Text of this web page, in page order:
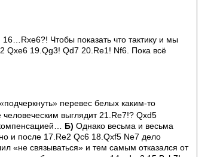
16…Rxe6?! Чтобы показать что тактику и мы
Qxe6 19.Qg3! Qd7 20.Re1! Nf6. Пока всё
перевес белых каким-то
выглядит 21.Re7!? Qxd5
Б) Однако весьма и весьма
и после 17.Re2 Qc6 18.Qxf5 Ne7 дело
«не связываться» и тем самым отказался от